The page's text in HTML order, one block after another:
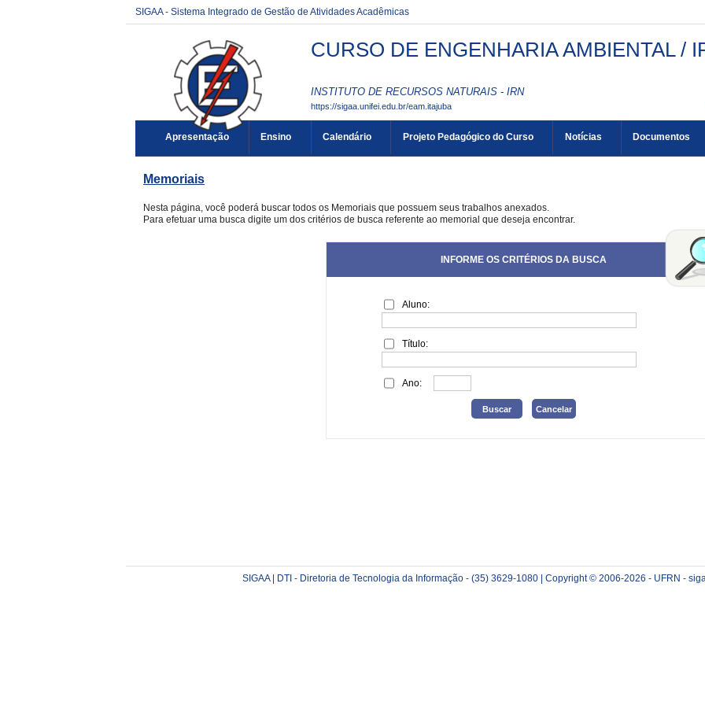
SIGAA - Sistema Integrado de Gestão de Atividades Acadêmicas
CURSO DE ENGENHARIA AMBIENTAL /
INSTITUTO DE RECURSOS NATURAIS - IRN
https://sigaa.unifei.edu.br/eam.itajuba
Apresentação Ensino Calendário Projeto Pedagógico do Curso Notícias Documentos
Memoriais
Nesta página, você poderá buscar todos os Memoriais que possuem seus trabalhos anexados.
Para efetuar uma busca digite um dos critérios de busca referente ao memorial que deseja encontrar.
INFORME OS CRITÉRIOS DA BUSCA
Aluno:
Título:
Ano:
SIGAA | DTI - Diretoria de Tecnologia da Informação - (35) 3629-1080 | Copyright © 2006-2026 - UFRN -